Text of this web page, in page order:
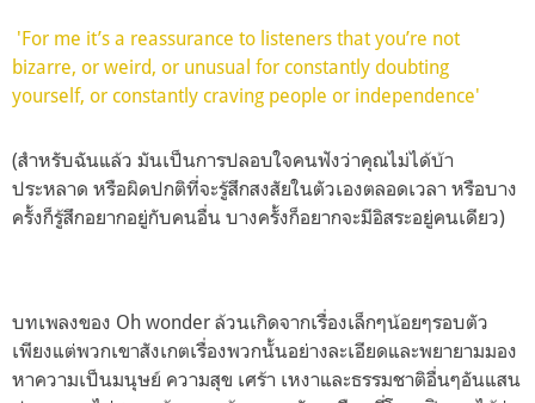
'For me it’s a reassurance to listeners that you’re not
bizarre, or weird, or unusual for constantly doubting
yourself, or constantly craving people or independence'
(สำหรับฉันแล้ว มันเป็นการปลอบใจคนฟังว่าคุณไม่ได้บ้า
ประหลาด หรือผิดปกติที่จะรู้สึกสงสัยในตัวเองตลอดเวลา หรือบาง
ครั้งก็รู้สึกอยากอยู่กับคนอื่น บางครั้งก็อยากจะมีอิสระอยู่คนเดียว)
บทเพลงของ Oh wonder ล้วนเกิดจากเรื่องเล็กๆน้อยๆรอบตัว
เพียงแต่พวกเขาสังเกตเรื่องพวกนั้นอย่างละเอียดและพยายามมอง
หาความเป็นมนุษย์ ความสุข เศร้า เหงาและธรรมชาติอื่นๆอันแสน